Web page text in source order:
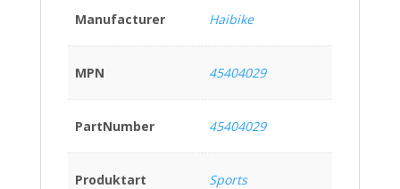
Manufacturer Haibike
MPN 45404029
PartNumber 45404029
Produktart Sports